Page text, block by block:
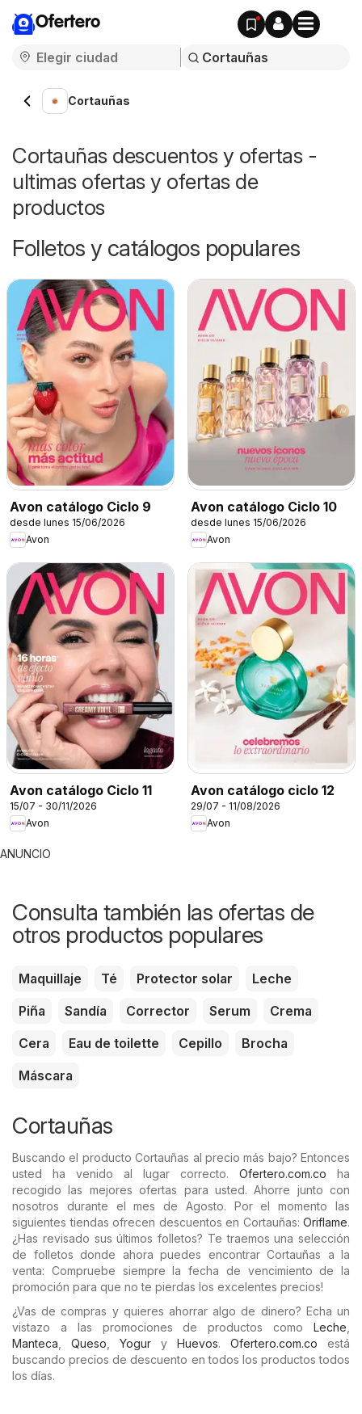
Ofertero
Cortauñas
Cortauñas descuentos y ofertas -
ultimas ofertas y ofertas de
productos
Folletos y catálogos populares
Avon catálogo Ciclo 9
desde lunes 15/06/2026
Avon
Avon catálogo Ciclo 10
desde lunes 15/06/2026
Avon
Avon catálogo Ciclo 11
15/07 - 30/11/2026
Avon
Avon catálogo ciclo 12
29/07 - 11/08/2026
Avon
ANUNCIO
Consulta también las ofertas de
otros productos populares
Maquillaje Té Protector solar
Leche
Piña
Sandía Corrector Serum
Crema
Cera
Eau de toilette Cepillo
Brocha
Máscara
Cortauñas
Buscando el producto Cortauñas al precio más bajo? Entonces
usted ha venido al lugar correcto. Ofertero.com.co ha
recogido las mejores ofertas para usted. Ahorre junto con
nosotros durante el mes de Agosto. Por el momento las
siguientes tiendas ofrecen descuentos en Cortauñas: Oriflame.
¿Has revisado sus últimos folletos? Te traemos una selección
de folletos donde ahora puedes encontrar Cortauñas a la
venta: Compruebe siempre la fecha de vencimiento de la
promoción para que no te pierdas los excelentes precios!
¿Vas de compras y quieres ahorrar algo de dinero? Echa un
vistazo a las promociones de productos como Leche
Manteca
Queso Yogur y Huevos. Ofertero.com.co está
buscando precios de descuento en todos los productos todos
los días.